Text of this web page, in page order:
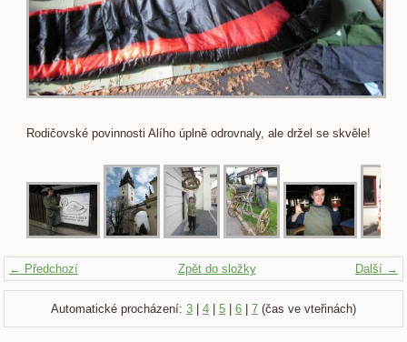
Rodičovské povinnosti Alího úplně odrovnaly, ale držel se skvěle!
← Předchozí Další →
Zpět do složky
Automatické procházení: 3 | 4 | 5 | 6 | 7 (čas ve vteřinách)